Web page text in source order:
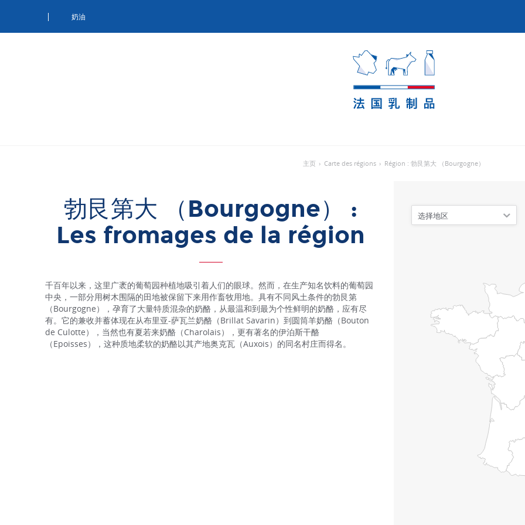
奶油
主页 › Carte des régions › Région : 勃艮第大 （Bourgogne）
勃艮第大 （Bourgogne） :
Les fromages de la région
千百年以来，这里广袤的葡萄园种植地吸引着人们的眼球。然而，在生产知名饮料的葡萄园
中央，一部分用树木围隔的田地被保留下来用作畜牧用地。具有不同风土条件的勃艮第
（Bourgogne），孕育了大量特质混杂的奶酪，从最温和到最为个性鲜明的奶酪，应有尽
有。它的兼收并蓄体现在从布里亚-萨瓦兰奶酪（Brillat Savarin）到圆筒羊奶酪（Bouton
de Culotte），当然也有夏若来奶酪（Charolais），更有著名的伊泊斯干酪
（Epoisses），这种质地柔软的奶酪以其产地奥克瓦（Auxois）的同名村庄而得名。
选择地区